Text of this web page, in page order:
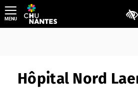
Aller
au
contenu
MENU
Hôpital Nord